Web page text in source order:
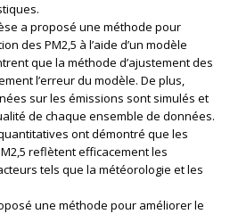
a proposé une méthode pour
des PM2,5 à l’aide d’un modèle
que la méthode d’ajustement des
l’erreur du modèle. De plus,
sur les émissions sont simulés et
de chaque ensemble de données.
ont démontré que les
reflètent efficacement les
tels que la météorologie et les
une méthode pour améliorer le